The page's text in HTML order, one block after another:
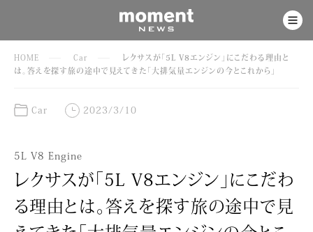
HOME Car
レクサスが「5L V8エンジン」にこだわる理由と
は。答えを探す旅の途中で見えてきた「大排気量エンジンの今とこれから」
Car 2023/3/10
5L V8 Engine
レクサスが「5L V8エンジン」にこだわ
る理由とは。答えを探す旅の途中で見